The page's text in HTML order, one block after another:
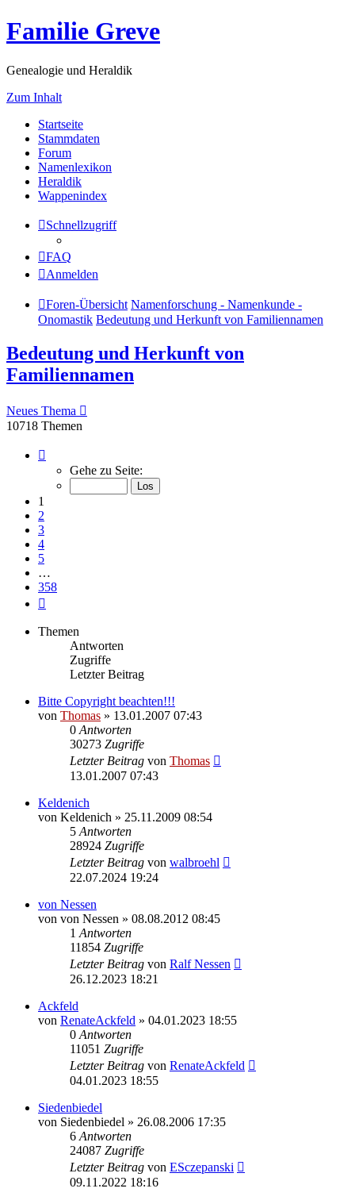
Familie Greve
Genealogie und Heraldik
Zum Inhalt
Startseite
Stammdaten
Forum
Namenlexikon
Heraldik
Wappenindex
Schnellzugriff
FAQ
Anmelden
Foren-Übersicht Namenforschung - Namenkunde -
Onomastik Bedeutung und Herkunft von Familiennamen
Bedeutung und Herkunft von
Familiennamen
Neues Thema
10718 Themen
von
Gehe zu Seite:
1
2
3
4
5
…
358
Themen
Antworten
Zugriffe
Letzter Beitrag
Bitte Copyright beachten!!!
von Thomas » 13.01.2007 07:43
0 Antworten
30273 Zugriffe
Letzter Beitrag von Thomas
13.01.2007 07:43
Keldenich
von Keldenich » 25.11.2009 08:54
5 Antworten
28924 Zugriffe
Letzter Beitrag von walbroehl
22.07.2024 19:24
von Nessen
von von Nessen » 08.08.2012 08:45
1 Antworten
11854 Zugriffe
Letzter Beitrag von Ralf Nessen
26.12.2023 18:21
Ackfeld
von RenateAckfeld » 04.01.2023 18:55
0 Antworten
11051 Zugriffe
Letzter Beitrag von RenateAckfeld
04.01.2023 18:55
Siedenbiedel
von Siedenbiedel » 26.08.2006 17:35
6 Antworten
24087 Zugriffe
Letzter Beitrag von ESczepanski
09.11.2022 18:16